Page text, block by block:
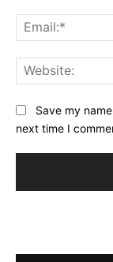
Save my
next time I